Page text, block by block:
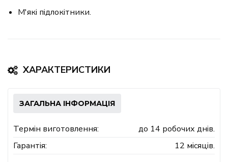
М'які підлокітники.
ХАРАКТЕРИСТИКИ
ЗАГАЛЬНА ІНФОРМАЦІЯ
Термін виготовлення:
до 14 робочих днів.
Гарантія:
12 місяців.